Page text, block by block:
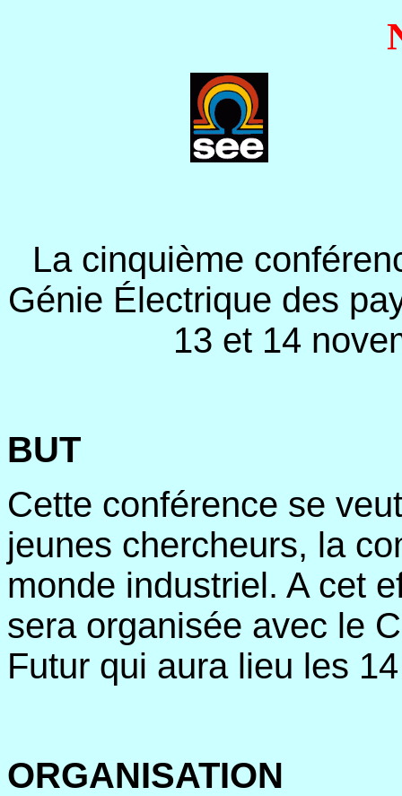
La cinquième
Génie Électrique des
13 et 14
BUT
Cette conférence se
jeunes chercheurs, la
monde industriel. A cet
sera organisée avec le
Futur qui aura lieu les
ORGANISATION